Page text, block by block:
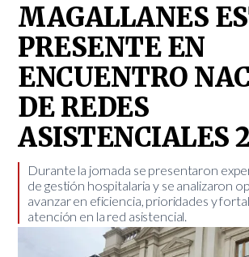
MAGALLANES
PRESENTE EN
ENCUENTRO
DE REDES
ASISTENCIALES
Durante la jornada se presentaron
de gestión hospitalaria y se analizaron
avanzar en eficiencia, prioridades y
atención en la red asistencial.